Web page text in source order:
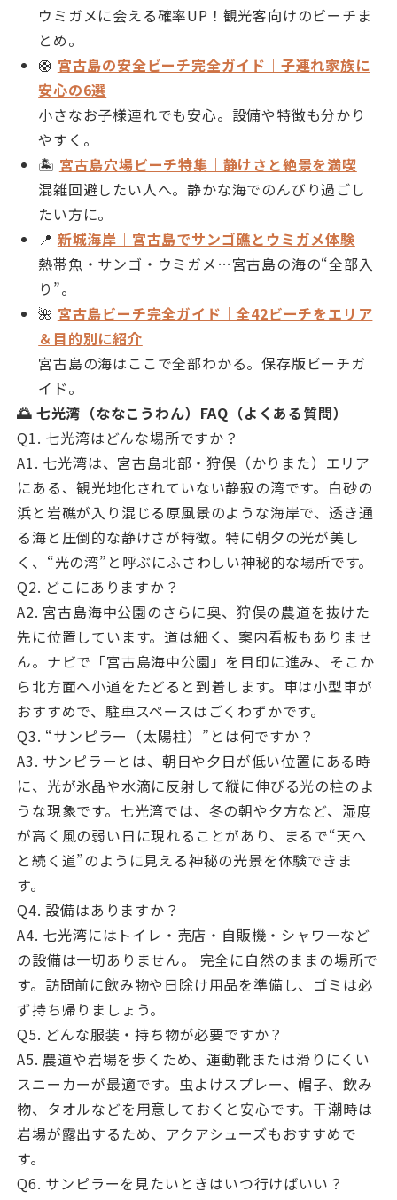
ウミガメに会える確率UP！観光客向けのビーチま
とめ。
🛟 宮古島の安全ビーチ完全ガイド｜子連れ家族に
安心の6選
小さなお子様連れでも安心。設備や特徴も分かり
やすく。
🏝 宮古島穴場ビーチ特集｜静けさと絶景を満喫
混雑回避したい人へ。静かな海でのんびり過ごし
たい方に。
📍 新城海岸｜宮古島でサンゴ礁とウミガメ体験
熱帯魚・サンゴ・ウミガメ…宮古島の海の“全部入
り”。
🌺 宮古島ビーチ完全ガイド｜全42ビーチをエリア
＆目的別に紹介
宮古島の海はここで全部わかる。保存版ビーチガ
イド。
🌅 七光湾（ななこうわん）FAQ（よくある質問）
Q1. 七光湾はどんな場所ですか？
A1. 七光湾は、宮古島北部・狩俣（かりまた）エリア
にある、観光地化されていない静寂の湾です。白砂の
浜と岩礁が入り混じる原風景のような海岸で、透き通
る海と圧倒的な静けさが特徴。特に朝夕の光が美し
く、“光の湾”と呼ぶにふさわしい神秘的な場所です。
Q2. どこにありますか？
A2. 宮古島海中公園のさらに奥、狩俣の農道を抜けた
先に位置しています。道は細く、案内看板もありませ
ん。ナビで「宮古島海中公園」を目印に進み、そこか
ら北方面へ小道をたどると到着します。車は小型車が
おすすめで、駐車スペースはごくわずかです。
Q3. “サンピラー（太陽柱）”とは何ですか？
A3. サンピラーとは、朝日や夕日が低い位置にある時
に、光が氷晶や水滴に反射して縦に伸びる光の柱のよ
うな現象です。七光湾では、冬の朝や夕方など、湿度
が高く風の弱い日に現れることがあり、まるで“天へ
と続く道”のように見える神秘の光景を体験できま
す。
Q4. 設備はありますか？
A4. 七光湾にはトイレ・売店・自販機・シャワーなど
の設備は一切ありません。 完全に自然のままの場所で
す。訪問前に飲み物や日除け用品を準備し、ゴミは必
ず持ち帰りましょう。
Q5. どんな服装・持ち物が必要ですか？
A5. 農道や岩場を歩くため、運動靴または滑りにくい
スニーカーが最適です。虫よけスプレー、帽子、飲み
物、タオルなどを用意しておくと安心です。干潮時は
岩場が露出するため、アクアシューズもおすすめで
す。
Q6. サンピラーを見たいときはいつ行けばいい？